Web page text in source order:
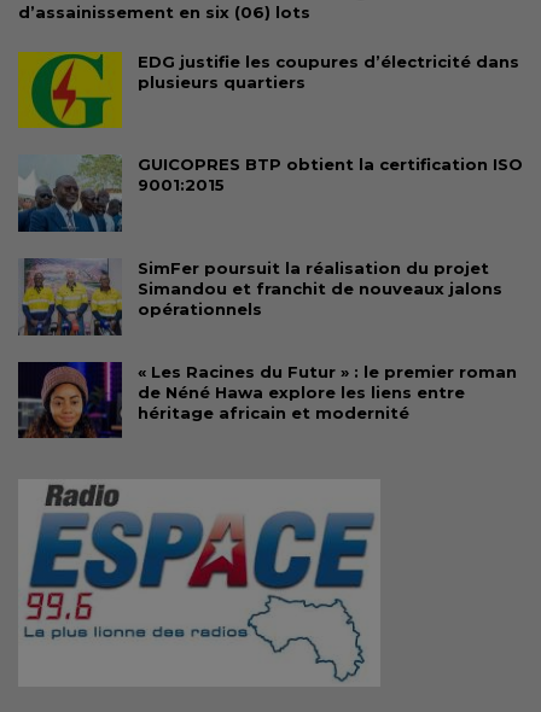
d’assainissement en six (06) lots
EDG justifie les coupures d’électricité dans
plusieurs quartiers
GUICOPRES BTP obtient la certification ISO
9001:2015
SimFer poursuit la réalisation du projet
Simandou et franchit de nouveaux jalons
opérationnels
« Les Racines du Futur » : le premier roman
de Néné Hawa explore les liens entre
héritage africain et modernité